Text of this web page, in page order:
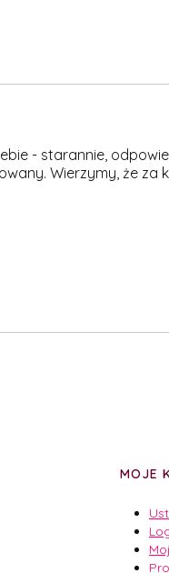
- starannie,
Wierzymy, że za
MOJE